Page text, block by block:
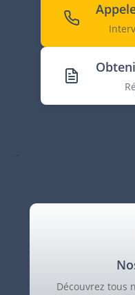
-
Découvrez tous